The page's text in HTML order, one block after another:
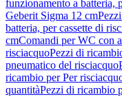
funzionamento a batteria,
Geberit Sigma 12 cm
batteria, per cassette di
cmComandi per WC con
risciacquoPezzi di
pneumatico del risciacquo
ricambio per Per
quantitàPezzi di ricambio